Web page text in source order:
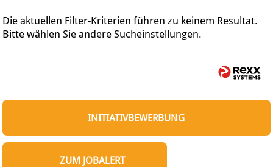
Die aktuellen Filter-Kriterien führen zu keinem Resultat.
Bitte wählen Sie andere Sucheinstellungen.
INITIATIVBEWERBUNG
ZUM JOBALERT